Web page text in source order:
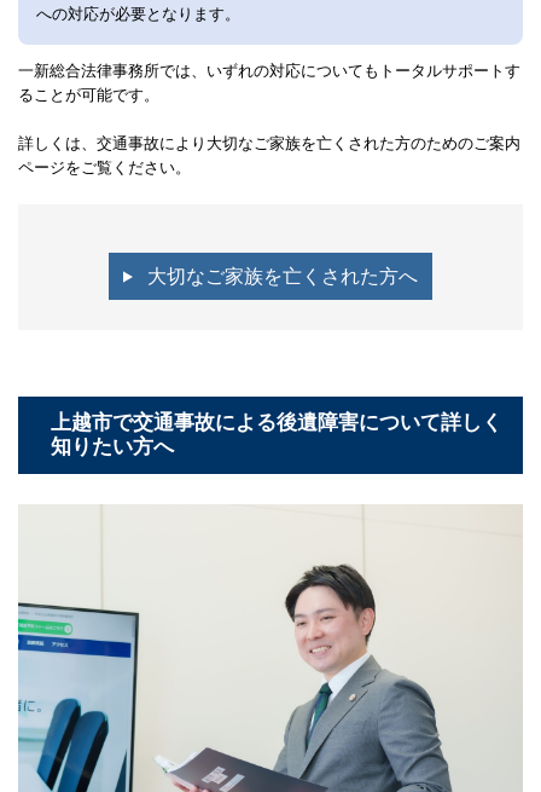
への対応が必要となります。
一新総合法律事務所では、いずれの対応についてもトータルサポートす
ることが可能です。
詳しくは、交通事故により大切なご家族を亡くされた方のためのご案内
ページをご覧ください。
大切なご家族を亡くされた方へ
上越市で交通事故による後遺障害について詳しく
知りたい方へ